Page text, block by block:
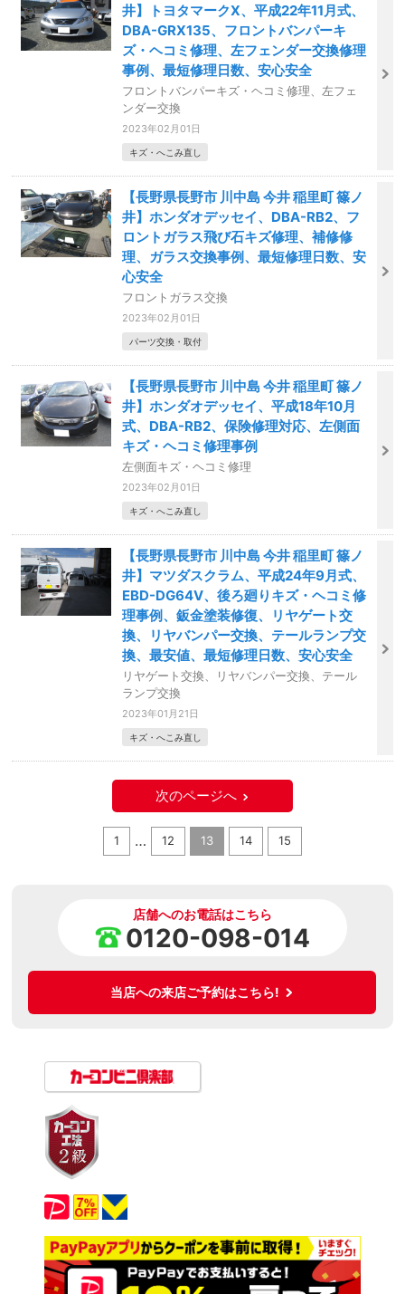
井】トヨタマークX、平成22年11月式、
DBA-GRX135、フロントバンパーキ
ズ・ヘコミ修理、左フェンダー交換修理
事例、最短修理日数、安心安全
フロントバンパーキズ・ヘコミ修理、左フェ
ンダー交換
2023年02月01日
キズ・へこみ直し
【長野県長野市 川中島 今井 稲里町 篠ノ
井】ホンダオデッセイ、DBA-RB2、フ
ロントガラス飛び石キズ修理、補修修
理、ガラス交換事例、最短修理日数、安
心安全
フロントガラス交換
2023年02月01日
パーツ交換・取付
【長野県長野市 川中島 今井 稲里町 篠ノ
井】ホンダオデッセイ、平成18年10月
式、DBA-RB2、保険修理対応、左側面
キズ・ヘコミ修理事例
左側面キズ・ヘコミ修理
2023年02月01日
キズ・へこみ直し
【長野県長野市 川中島 今井 稲里町 篠ノ
井】マツダスクラム、平成24年9月式、
EBD-DG64V、後ろ廻りキズ・ヘコミ修
理事例、鈑金塗装修復、リヤゲート交
換、リヤバンパー交換、テールランプ交
換、最安値、最短修理日数、安心安全
リヤゲート交換、リヤバンパー交換、テール
ランプ交換
2023年01月21日
キズ・へこみ直し
次のページへ
1 … 12 13 14 15
店舗へのお電話はこちら
0120-098-014
当店への来店ご予約はこちら!